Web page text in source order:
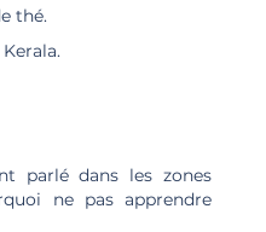
thé.
parlé dans les zones
ne pas apprendre